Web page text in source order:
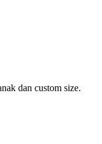
dan custom size.